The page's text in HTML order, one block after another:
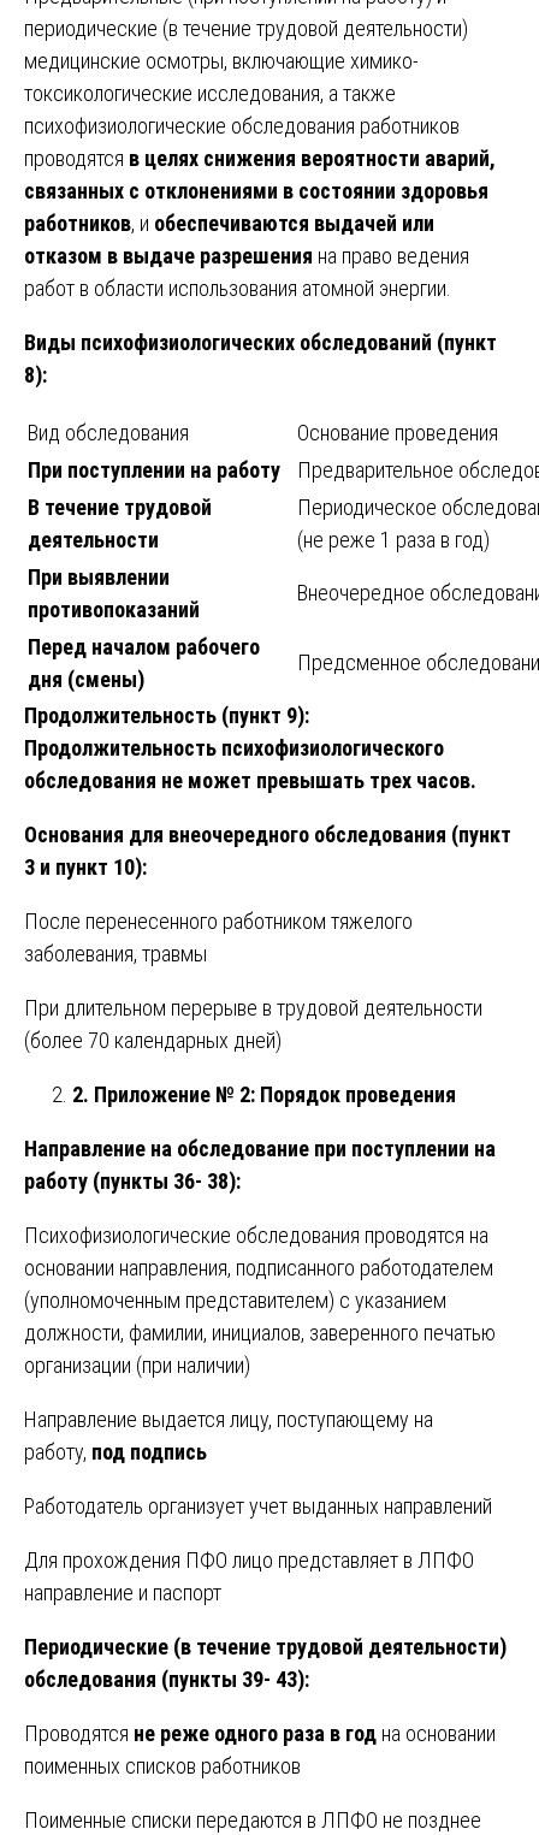
периодические (в течение трудовой деятельности)
медицинские осмотры, включающие химико-
токсикологические исследования, а также
психофизиологические обследования работников
проводятся в целях снижения вероятности аварий,
связанных с отклонениями в состоянии здоровья
работников, и обеспечиваются выдачей или
отказом в выдаче разрешения на право ведения
работ в области использования атомной энергии.
Виды психофизиологических обследований (пункт
8):
Вид обследования
Основание проведения
При поступлении на работу
Предварительное
В течение трудовой
деятельности
Периодическое
(не реже 1 раза в год)
При выявлении
противопоказаний
Внеочередное
Перед началом рабочего
дня (смены)
Предсменное
Продолжительность (пункт 9):
Продолжительность психофизиологического
обследования не может превышать трех часов.
Основания для внеочередного обследования (пункт
3 и пункт 10):
После перенесенного работником тяжелого
заболевания, травмы
При длительном перерыве в трудовой деятельности
(более 70 календарных дней)
2. Приложение № 2: Порядок проведения
Направление на обследование при поступлении на
работу (пункты 36- 38):
Психофизиологические обследования проводятся на
основании направления, подписанного работодателем
(уполномоченным представителем) с указанием
должности, фамилии, инициалов, заверенного печатью
организации (при наличии)
Направление выдается лицу, поступающему на
работу, под подпись
Работодатель организует учет выданных направлений
Для прохождения ПФО лицо представляет в ЛПФО
направление и паспорт
Периодические (в течение трудовой деятельности)
обследования (пункты 39- 43):
Проводятся не реже одного раза в год на основании
поименных списков работников
Поименные списки передаются в ЛПФО не позднее